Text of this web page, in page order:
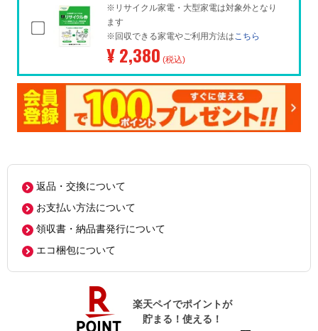
※リサイクル家電・大型家電は対象外となり
ます
※回収できる家電やご利用方法はこちら
¥ 2,380 (税込)
返品・交換について
お支払い方法について
領収書・納品書発行について
エコ梱包について